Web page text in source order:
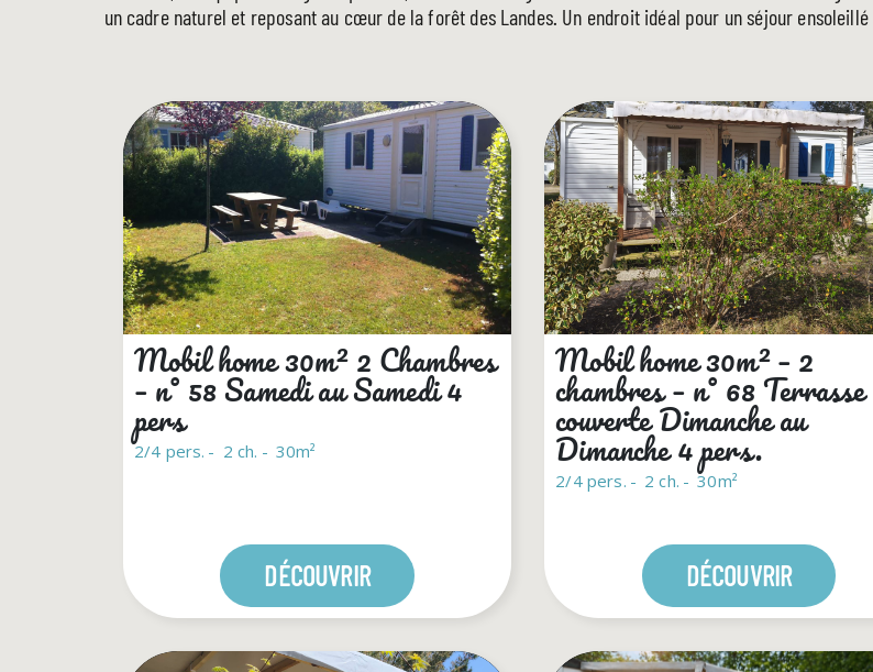
un cadre naturel et reposant au cœur de la forêt des Landes. Un endroit idéal pour un séjour
Mobil home 30m² 2 Chambres
– n° 58 Samedi au Samedi 4
pers
2/4 pers. 2 ch. 30m²
DÉCOUVRIR
Mobil home 30m² – 2
chambres – n° 68 Terrasse
couverte Dimanche au
Dimanche 4 pers.
2/4 pers. 2 ch. 30m²
DÉCOUVRIR